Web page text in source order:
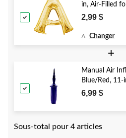
in, Air-Filled
Birthday/
2,99 $
A Changer
+
Manual Air
Blue/Red,
Year's Eve/
6,99 $
Sous-total pour 4 articles